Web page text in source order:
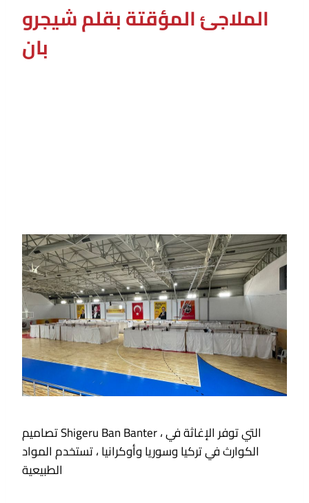
الملاجئ المؤقتة بقلم شيجرو
بان
تصاميم Shigeru Ban Banter ، التي توفر الإغاثة في
الكوارث في تركيا وسوريا وأوكرانيا ، تستخدم المواد
الطبيعية